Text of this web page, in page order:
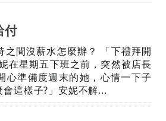
付
之間沒薪水怎麼辦？ 「下禮拜開
在星期五下班之前，突然被店長
心準備度週末的她，心情一下子
這樣子?」安妮不解...